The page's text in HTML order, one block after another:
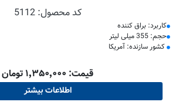
کد محصول:5112
کاربرد: براق کننده
حجم: 355 میلی لیتر
کشور سازنده: آمریکا
قیمت: ۱٬۳۵۰٬۰۰۰ تومان
اطلاعات بیشتر